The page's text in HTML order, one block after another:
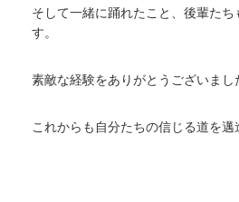
そして一緒に踊れたこと、後輩たち
す。
素敵な経験をありがとうございまし
これからも自分たちの信じる道を邁